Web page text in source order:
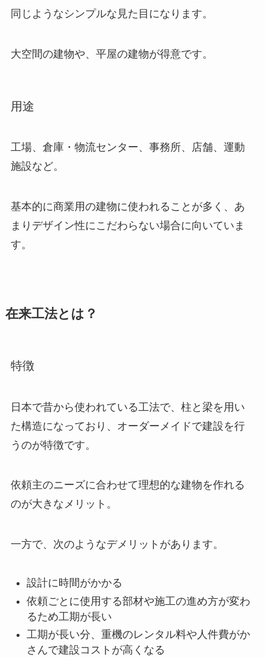
同じようなシンプルな見た目になります。
大空間の建物や、平屋の建物が得意です。
用途
工場、倉庫・物流センター、事務所、店舗、運動
施設など。
基本的に商業用の建物に使われることが多く、あ
まりデザイン性にこだわらない場合に向いていま
す。
在来工法とは？
特徴
日本で昔から使われている工法で、柱と梁を用い
た構造になっており、オーダーメイドで建設を行
うのが特徴です。
依頼主のニーズに合わせて理想的な建物を作れる
のが大きなメリット。
一方で、次のようなデメリットがあります。
設計に時間がかかる
依頼ごとに使用する部材や施工の進め方が変わ
るため工期が長い
工期が長い分、重機のレンタル料や人件費がか
さんで建設コストが高くなる